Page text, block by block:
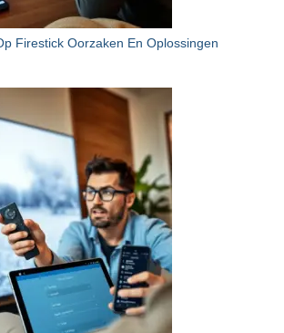
Firestick Oorzaken En Oplossingen